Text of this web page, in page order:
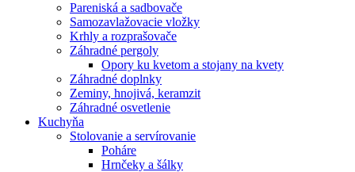
Pareniská a sadbovače
Samozavlažovacie vložky
Krhly a rozprašovače
Záhradné pergoly
Opory ku kvetom a stojany na kvety
Záhradné doplnky
Zeminy, hnojivá, keramzit
Záhradné osvetlenie
Kuchyňa
Stolovanie a servírovanie
Poháre
Hrnčeky a šálky